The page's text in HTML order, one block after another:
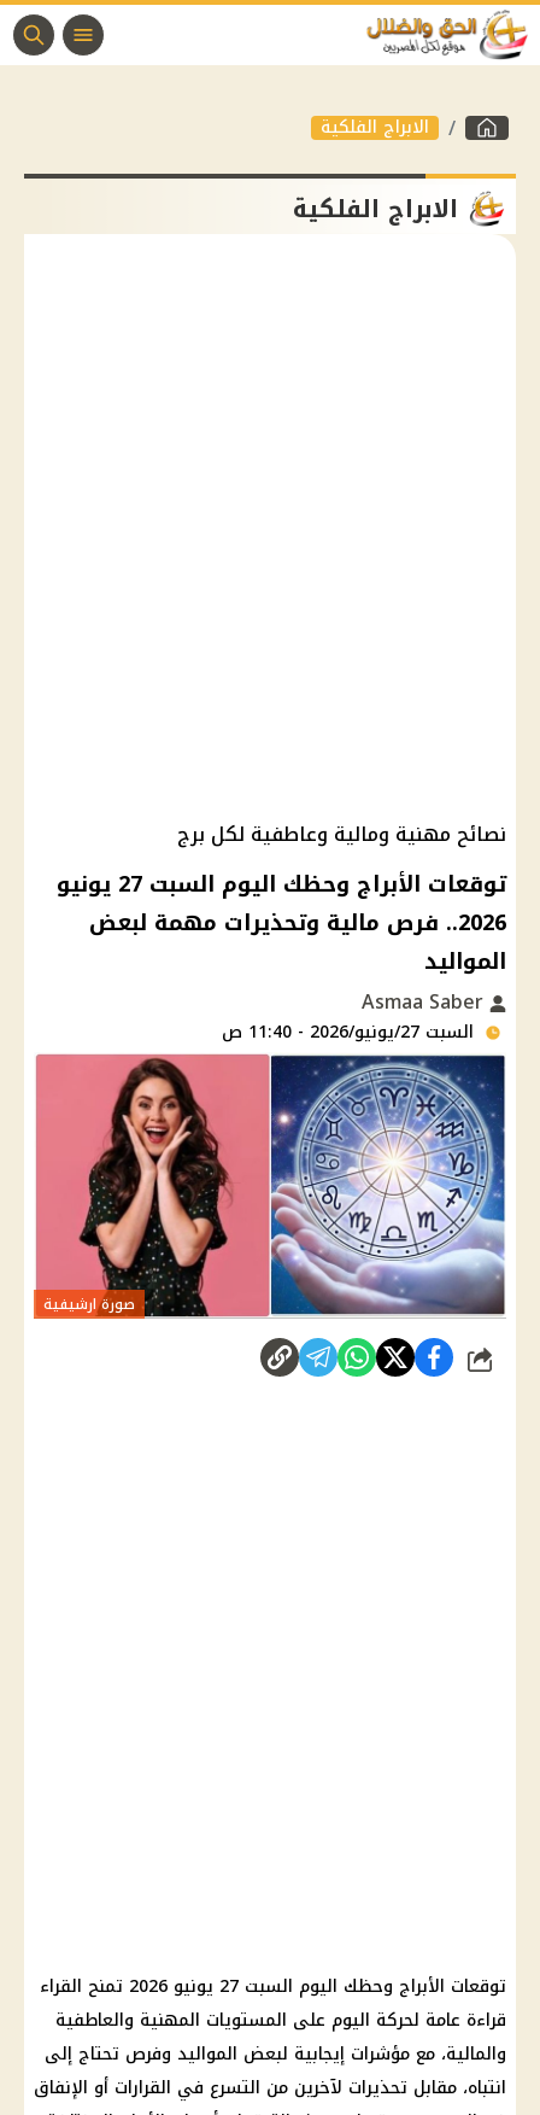
الابراج الفلكية
الابراج الفلكية
نصائح مهنية ومالية وعاطفية لكل برج
توقعات الأبراج وحظك اليوم السبت 27 يونيو
2026.. فرص مالية وتحذيرات مهمة لبعض
المواليد
السبت 27/يونيو/2026 - 11:40 ص
صورة ارشيفية
شارك
توقعات الأبراج وحظك اليوم السبت 27 يونيو 2026 تمنح القراء
قراءة عامة لحركة اليوم على المستويات المهنية والعاطفية
والمالية، مع مؤشرات إيجابية لبعض المواليد وفرص تحتاج إلى
انتباه، مقابل تحذيرات لآخرين من التسرع في القرارات أو الإنفاق